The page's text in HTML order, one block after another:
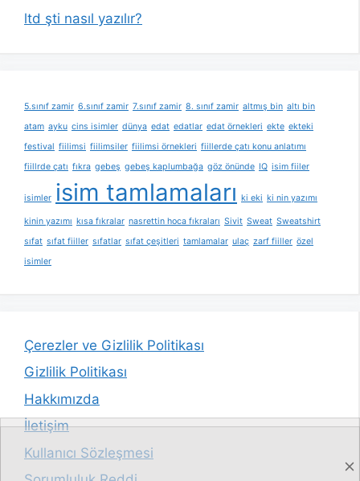
ltd şti nasıl yazılır?
5.sınıf zamir 6.sınıf zamir 7.sınıf zamir 8. sınıf zamir altmış bin altı bin
atam ayku cins isimler dünya edat edatlar edat örnekleri ekte ekteki
festival fiilimsi fiilimsiler fiilimsi örnekleri fiillerde çatı konu anlatımı
fiillrde çatı fıkra gebeş gebeş kaplumbağa göz önünde IQ isim fiiler
isimler isim tamlamaları ki eki ki nin yazımı
kinin yazımı kısa fıkralar nasrettin hoca fıkraları Sivit Sweat Sweatshirt
sıfat sıfat fiiller sıfatlar sıfat çeşitleri tamlamalar ulaç zarf fiiller özel
isimler
Çerezler ve Gizlilik Politikası
Gizlilik Politikası
Hakkımızda
İletişim
Kullanıcı Sözleşmesi